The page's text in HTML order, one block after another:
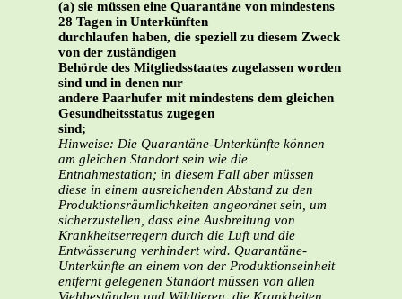
(a) sie müssen eine Quarantäne von mindestens
28 Tagen in Unterkünften
durchlaufen haben, die speziell zu diesem Zweck
von der zuständigen
Behörde des Mitgliedsstaates zugelassen worden
sind und in denen nur
andere Paarhufer mit mindestens dem gleichen
Gesundheitsstatus zugegen
sind;
Hinweise: Die Quarantäne-Unterkünfte können
am gleichen Standort sein wie die
Entnahmestation; in diesem Fall aber müssen
diese in einem ausreichenden Abstand zu den
Produktionsräumlichkeiten angeordnet sein, um
sicherzustellen, dass eine Ausbreitung von
Krankheitserregern durch die Luft und die
Entwässerung verhindert wird. Quarantäne-
Unterkünfte an einem von der Produktionseinheit
entfernt gelegenen Standort müssen von allen